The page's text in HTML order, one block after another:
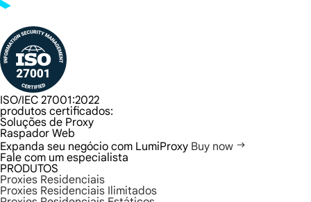
ISO/IEC 27001:2022
produtos certificados:
Soluções de Proxy
Raspador Web
Expanda seu negócio com LumiProxy Buy now
Fale com um especialista
PRODUTOS
Proxies Residenciais
Proxies Residenciais Ilimitados